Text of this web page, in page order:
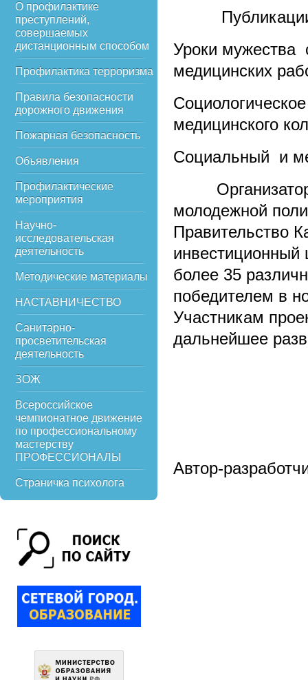
О профилактике
преступлений,
совершаемых
дистанционным способом
Профилактика терроризма
Правила безопасности
дорожного движения
Пожарная безопасность
Объявления
Профилактические
мероприятия
Научно-
исследовательская
деятельность
Методические материалы
НАСТАВНИЧЕСТВО
Санитарно-
просветительская
деятельность
ЗОЖ
Всероссийское
чемпионатное движение
по профессиональному
мастерству
ПРОФЕССИОНАЛЫ
Страничка психолога
Публикации
Уроки мужества
медицинских
медицинского
Социальный и
молодежной
Правительство
инвестиционный
более 35
победителем в
Участникам
дальнейшее
Автор-